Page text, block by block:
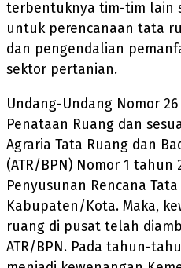
terbentuknya tim-tim lain
untuk perencanaan tata
dan pengendalian
sektor pertanian.
Undang-Undang Nomor
Penataan Ruang dan
Agraria Tata Ruang dan
(ATR/BPN) Nomor 1 tahun
Penyusunan Rencana
Kabupaten/Kota. Maka,
ruang di pusat telah
ATR/BPN. Pada tahun-